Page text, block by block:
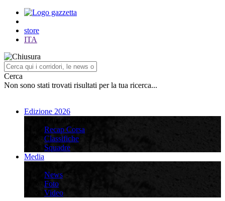
store
ITA
Cerca
Non sono stati trovati risultati per la tua ricerca...
Edizione 2026
Recap Corsa
Classifiche
Squadre
Media
News
Foto
Video